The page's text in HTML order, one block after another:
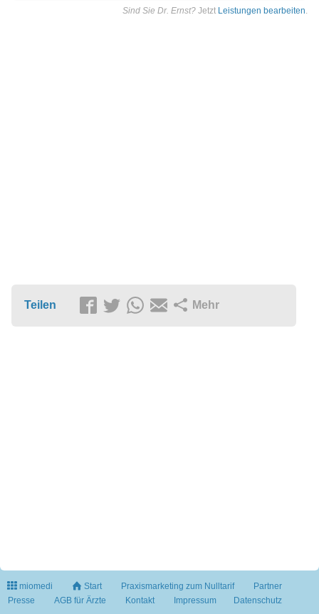
Sind Sie Dr. Ernst? Jetzt Leistungen bearbeiten.
Teilen Mehr
miomedi Start Praxismarketing zum Nulltarif
Partner
Presse
AGB für Ärzte Kontakt Impressum Datenschutz